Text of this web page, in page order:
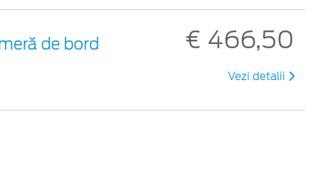
de bord
€ 466,50
Vezi detalii